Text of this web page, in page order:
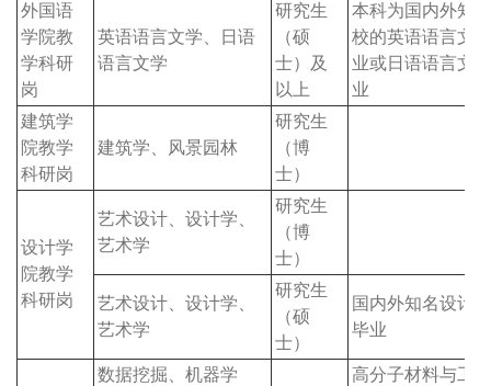
外国语
学院教
学科研
岗
英语语言文学、日语
语言文学
研究生
（硕
士）及
以上
本科为国内外知
校的英语语言文
业或日语语言文
业
建筑学
院教学
科研岗
建筑学、风景园林
研究生
（博
士）
设计学
院教学
科研岗
艺术设计、设计学、
艺术学
研究生
（博
士）
艺术设计、设计学、
艺术学
研究生
（硕
士）
国内外知名设计
毕业
数据挖掘、机器学
高分子材料与工